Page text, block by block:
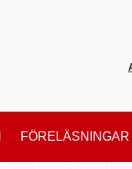
FÖRELÄSNINGAR